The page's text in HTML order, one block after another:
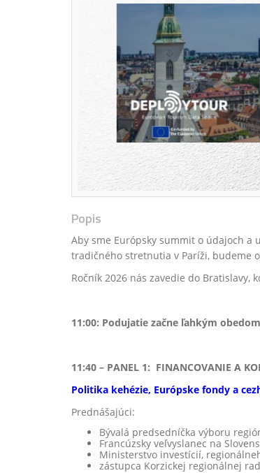
Popis
Aby sme Európsky summit o údajoch
tradičného stretnutia v Paríži, budeme
Ročník 2026 nás zavedie do Bratislavy,
11:00: Podujatie začne ľahkým obedom
11:40 – PANEL 1: FINANCOVANIE A
Politika kehézie, Európske fondy a
Prednášajúci:
Bývalá predsedníčka výboru
Francúzsky veľvyslanec na
Ministerstvo investícií,
zástupca Korzickej regionálnej